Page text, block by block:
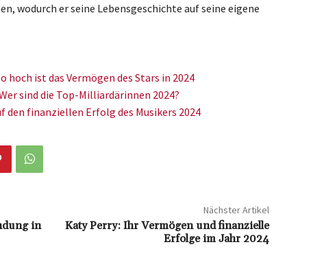
wodurch er seine Lebensgeschichte auf seine eigene
hoch ist das Vermögen des Stars in 2024
sind die Top-Milliardärinnen 2024?
den finanziellen Erfolg des Musikers 2024
in
Nächster Artikel
Katy Perry: Ihr Vermögen und finanzielle
Erfolge im Jahr 2024